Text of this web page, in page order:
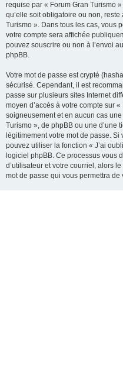
requise par « Forum Gran Turismo
qu’elle soit obligatoire ou non,
Turismo ». Dans tous les cas, vous
votre compte sera affichée
pouvez souscrire ou non à l’envoi
phpBB.
Votre mot de passe est crypté
sécurisé. Cependant, il est
passe sur plusieurs sites Internet
moyen d’accès à votre compte sur
soigneusement et en aucun cas
Turismo », de phpBB ou une d’une
légitimement votre mot de passe.
pouvez utiliser la fonction « J’ai
logiciel phpBB. Ce processus vous
d’utilisateur et votre courriel, alors
mot de passe qui vous permettra de